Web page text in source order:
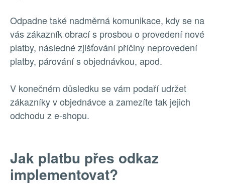
Odpadne také nadměrná komunikace, kdy se na
vás zákazník obrací s prosbou o provedení nové
platby, následné zjišťování příčiny neprovedení
platby, párování s objednávkou, apod.
V konečném důsledku se vám podaří udržet
zákazníky v objednávce a zamezíte tak jejich
odchodu z e-shopu.
Jak platbu přes odkaz
implementovat?